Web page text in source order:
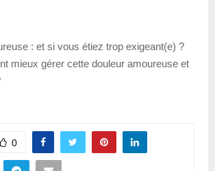
: et si vous étiez trop exigeant(e) ?
mieux gérer cette douleur amoureuse et
0